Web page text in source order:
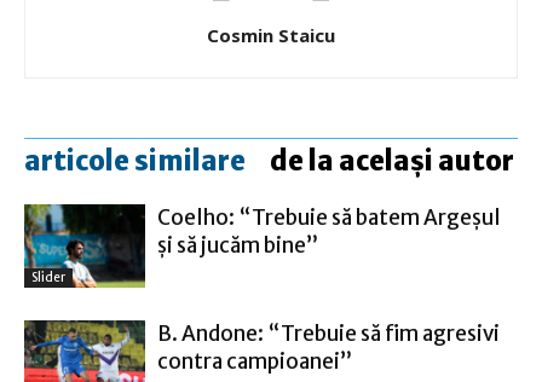
Cosmin Staicu
articole similare de la același autor
Slider
Coelho: “Trebuie să batem Argeşul
şi să jucăm bine”
B. Andone: “Trebuie să fim agresivi
contra campioanei”